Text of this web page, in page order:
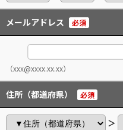
メールアドレス 必須
（xxx@xxxx.xx.xx）
住所（都道府県） 必須
＞